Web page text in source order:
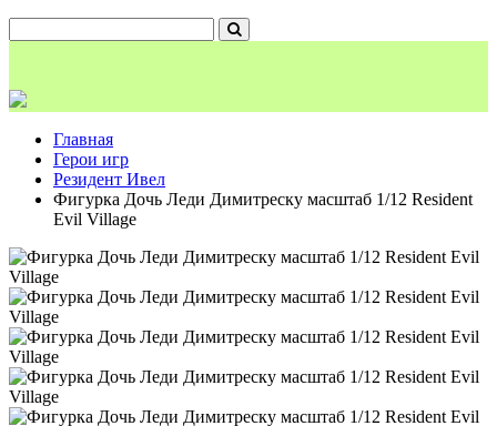
Главная
Герои игр
Резидент Ивел
Фигурка Дочь Леди Димитреску масштаб 1/12 Resident
Evil Village